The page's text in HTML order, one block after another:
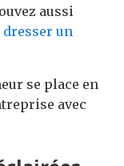
aussi
dresser un
se place en
avec